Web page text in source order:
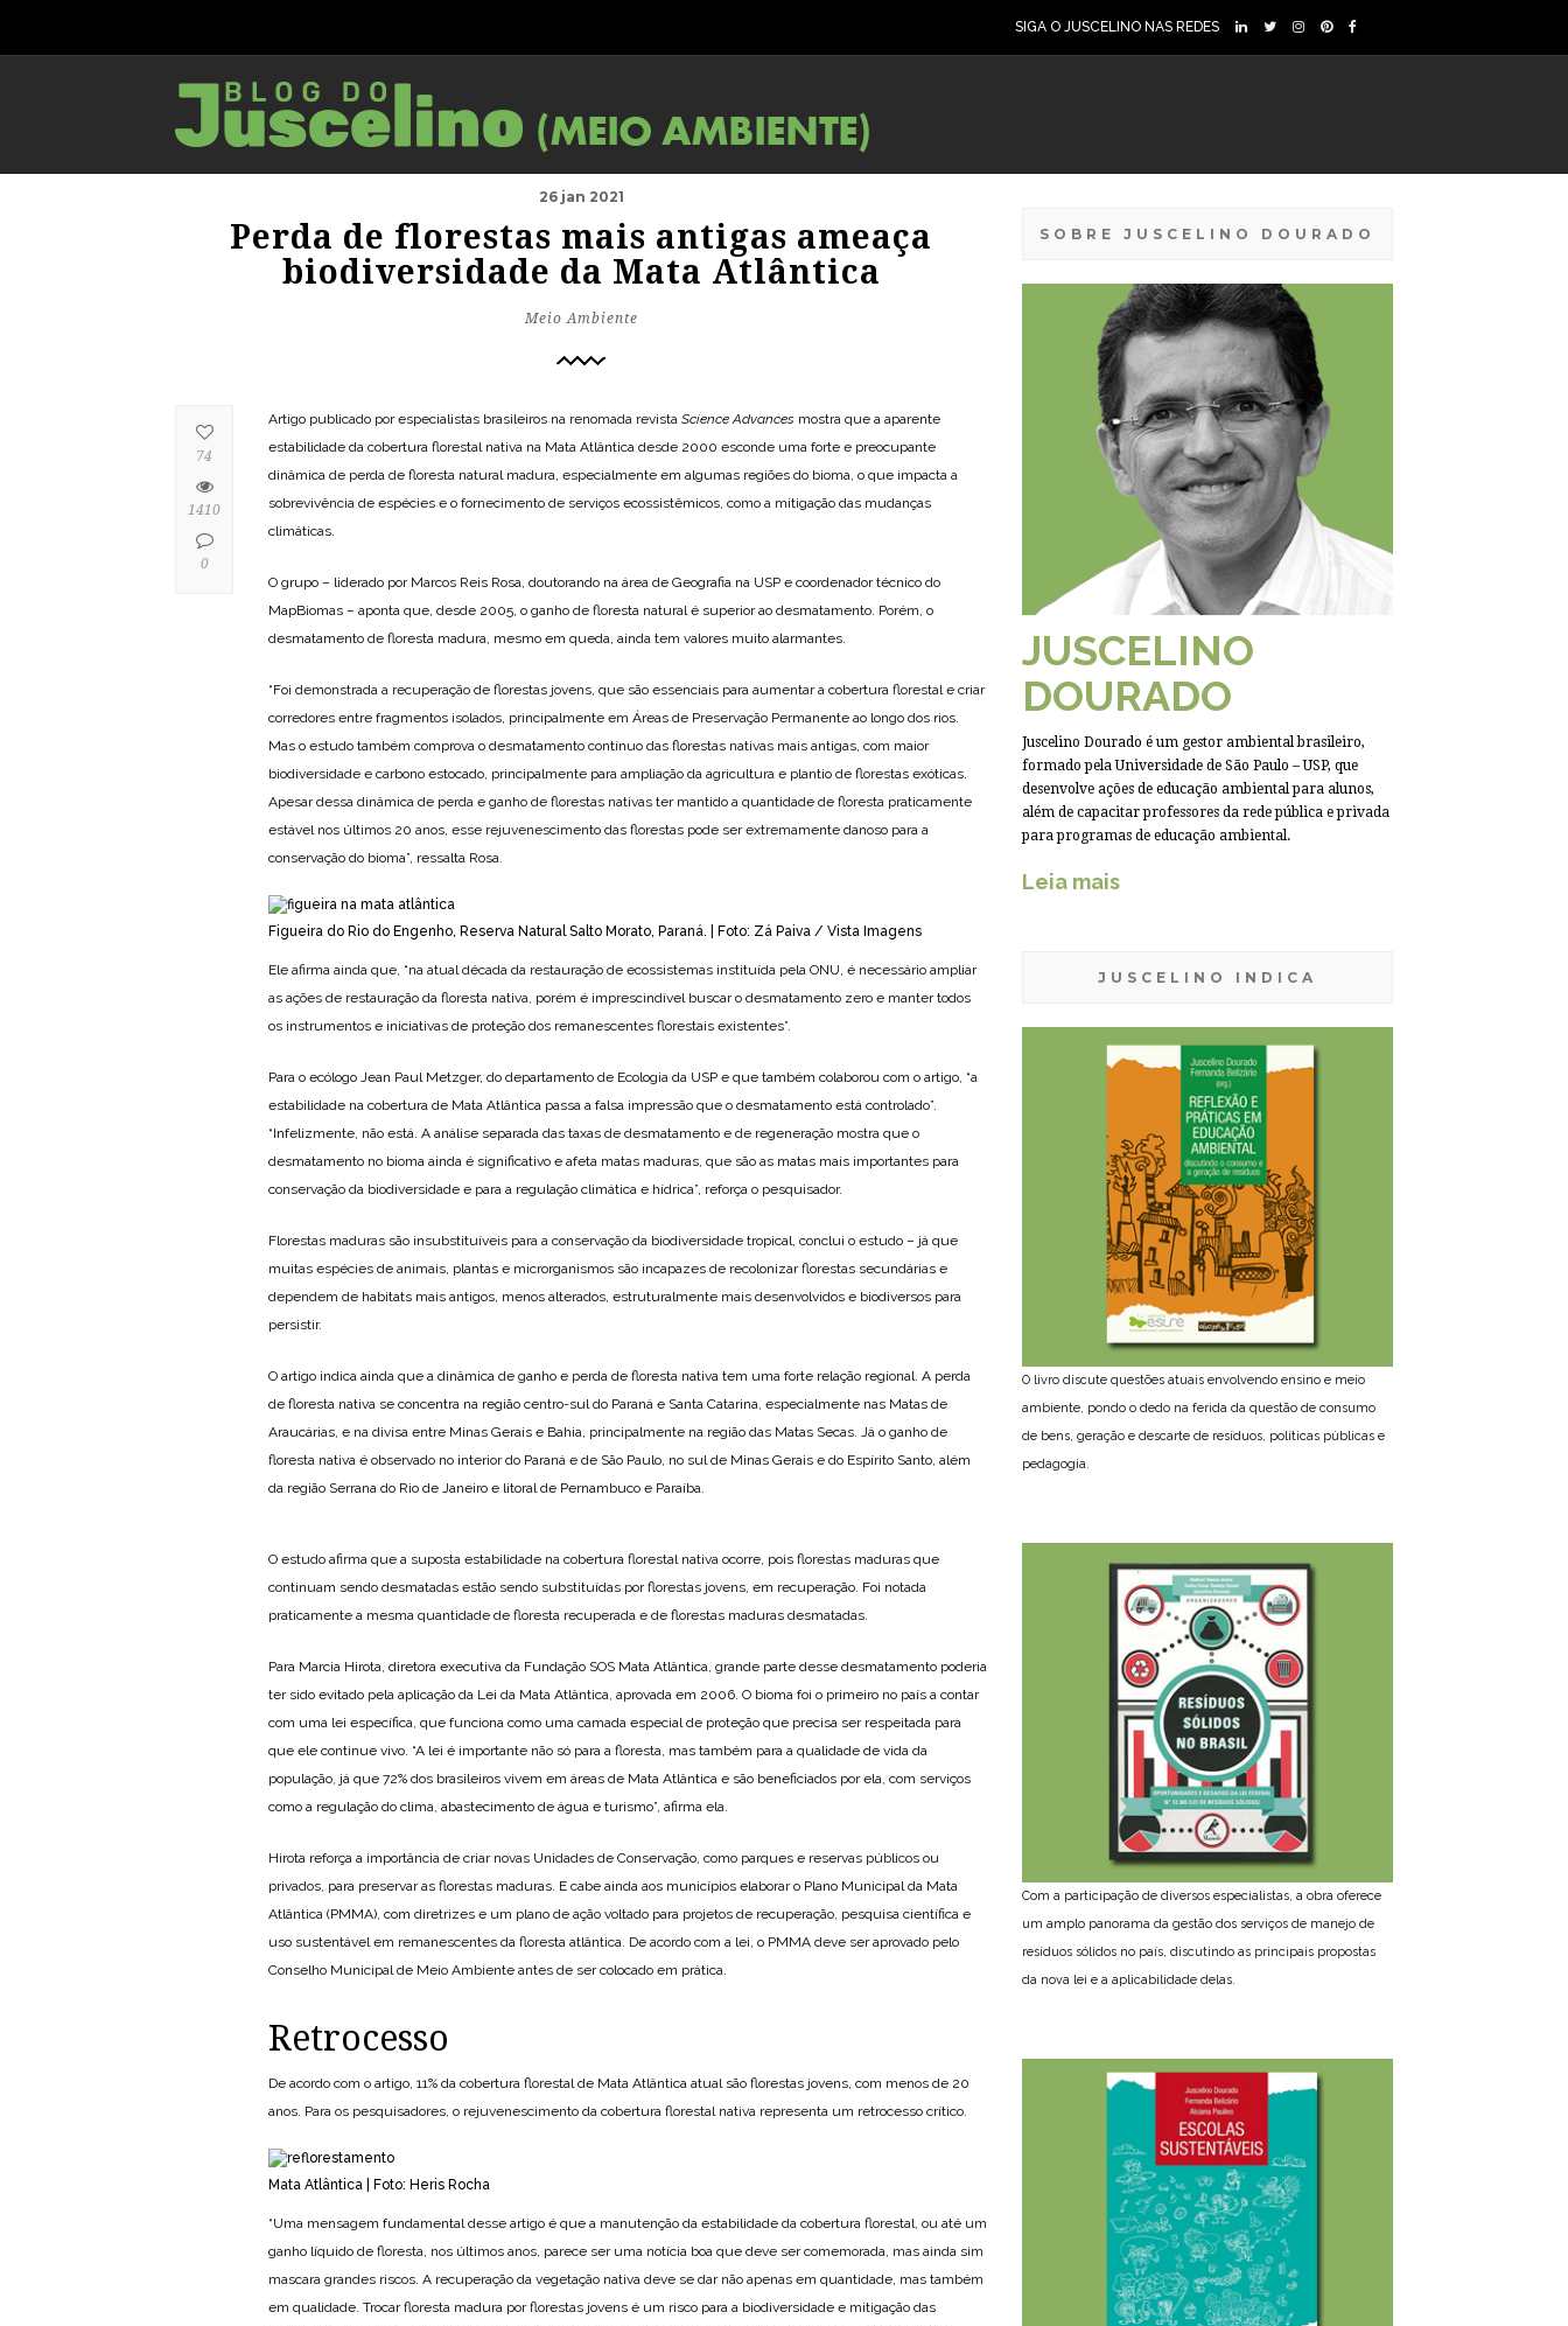
SIGA O JUSCELINO NAS REDES
26 jan 2021
Perda de florestas mais antigas ameaça
biodiversidade da Mata Atlântica
Meio Ambiente
Artigo publicado por especialistas brasileiros na renomada revista Science Advances mostra que a aparente
estabilidade da cobertura florestal nativa na Mata Atlântica desde 2000 esconde uma forte e preocupante
dinâmica de perda de floresta natural madura, especialmente em algumas regiões do bioma, o que impacta a
sobrevivência de espécies e o fornecimento de serviços ecossistêmicos, como a mitigação das mudanças
climáticas.
O grupo – liderado por Marcos Reis Rosa, doutorando na área de Geografia na USP e coordenador técnico do
MapBiomas – aponta que, desde 2005, o ganho de floresta natural é superior ao desmatamento. Porém, o
desmatamento de floresta madura, mesmo em queda, ainda tem valores muito alarmantes.
“Foi demonstrada a recuperação de florestas jovens, que são essenciais para aumentar a cobertura florestal e criar
corredores entre fragmentos isolados, principalmente em Áreas de Preservação Permanente ao longo dos rios.
Mas o estudo também comprova o desmatamento contínuo das florestas nativas mais antigas, com maior
biodiversidade e carbono estocado, principalmente para ampliação da agricultura e plantio de florestas exóticas.
Apesar dessa dinâmica de perda e ganho de florestas nativas ter mantido a quantidade de floresta praticamente
estável nos últimos 20 anos, esse rejuvenescimento das florestas pode ser extremamente danoso para a
conservação do bioma”, ressalta Rosa.
Figueira do Rio do Engenho, Reserva Natural Salto Morato, Paraná. | Foto: Zá Paiva / Vista Imagens
Ele afirma ainda que, “na atual década da restauração de ecossistemas instituída pela ONU, é necessário ampliar
as ações de restauração da floresta nativa, porém é imprescindível buscar o desmatamento zero e manter todos
os instrumentos e iniciativas de proteção dos remanescentes florestais existentes”.
Para o ecólogo Jean Paul Metzger, do departamento de Ecologia da USP e que também colaborou com o artigo, “a
estabilidade na cobertura de Mata Atlântica passa a falsa impressão que o desmatamento está controlado”.
“Infelizmente, não está. A análise separada das taxas de desmatamento e de regeneração mostra que o
desmatamento no bioma ainda é significativo e afeta matas maduras, que são as matas mais importantes para
conservação da biodiversidade e para a regulação climática e hídrica”, reforça o pesquisador.
Florestas maduras são insubstituíveis para a conservação da biodiversidade tropical, conclui o estudo – já que
muitas espécies de animais, plantas e microrganismos são incapazes de recolonizar florestas secundárias e
dependem de habitats mais antigos, menos alterados, estruturalmente mais desenvolvidos e biodiversos para
persistir.
O artigo indica ainda que a dinâmica de ganho e perda de floresta nativa tem uma forte relação regional. A perda
de floresta nativa se concentra na região centro-sul do Paraná e Santa Catarina, especialmente nas Matas de
Araucárias, e na divisa entre Minas Gerais e Bahia, principalmente na região das Matas Secas. Já o ganho de
floresta nativa é observado no interior do Paraná e de São Paulo, no sul de Minas Gerais e do Espírito Santo, além
da região Serrana do Rio de Janeiro e litoral de Pernambuco e Paraíba.
O estudo afirma que a suposta estabilidade na cobertura florestal nativa ocorre, pois florestas maduras que
continuam sendo desmatadas estão sendo substituídas por florestas jovens, em recuperação. Foi notada
praticamente a mesma quantidade de floresta recuperada e de florestas maduras desmatadas.
Para Marcia Hirota, diretora executiva da Fundação SOS Mata Atlântica, grande parte desse desmatamento poderia
ter sido evitado pela aplicação da Lei da Mata Atlântica, aprovada em 2006. O bioma foi o primeiro no país a contar
com uma lei específica, que funciona como uma camada especial de proteção que precisa ser respeitada para
que ele continue vivo. “A lei é importante não só para a floresta, mas também para a qualidade de vida da
população, já que 72% dos brasileiros vivem em áreas de Mata Atlântica e são beneficiados por ela, com serviços
como a regulação do clima, abastecimento de água e turismo”, afirma ela.
Hirota reforça a importância de criar novas Unidades de Conservação, como parques e reservas públicos ou
privados, para preservar as florestas maduras. E cabe ainda aos municípios elaborar o Plano Municipal da Mata
Atlântica (PMMA), com diretrizes e um plano de ação voltado para projetos de recuperação, pesquisa científica e
uso sustentável em remanescentes da floresta atlântica. De acordo com a lei, o PMMA deve ser aprovado pelo
Conselho Municipal de Meio Ambiente antes de ser colocado em prática.
Retrocesso
De acordo com o artigo, 11% da cobertura florestal de Mata Atlântica atual são florestas jovens, com menos de 20
anos. Para os pesquisadores, o rejuvenescimento da cobertura florestal nativa representa um retrocesso crítico.
Mata Atlântica | Foto: Heris Rocha
“Uma mensagem fundamental desse artigo é que a manutenção da estabilidade da cobertura florestal, ou até um
ganho líquido de floresta, nos últimos anos, parece ser uma notícia boa que deve ser comemorada, mas ainda sim
mascara grandes riscos. A recuperação da vegetação nativa deve se dar não apenas em quantidade, mas também
em qualidade. Trocar floresta madura por florestas jovens é um risco para a biodiversidade e mitigação das
74
1410
0
SOBRE JUSCELINO DOURADO
JUSCELINO
DOURADO
Juscelino Dourado é um gestor ambiental brasileiro,
formado pela Universidade de São Paulo – USP, que
desenvolve ações de educação ambiental para alunos,
além de capacitar professores da rede pública e privada
para programas de educação ambiental.
Leia mais
JUSCELINO INDICA
O livro discute questões atuais envolvendo ensino e meio
ambiente, pondo o dedo na ferida da questão de consumo
de bens, geração e descarte de resíduos, políticas públicas e
pedagogia.
Com a participação de diversos especialistas, a obra oferece
um amplo panorama da gestão dos serviços de manejo de
resíduos sólidos no país, discutindo as principais propostas
da nova lei e a aplicabilidade delas.